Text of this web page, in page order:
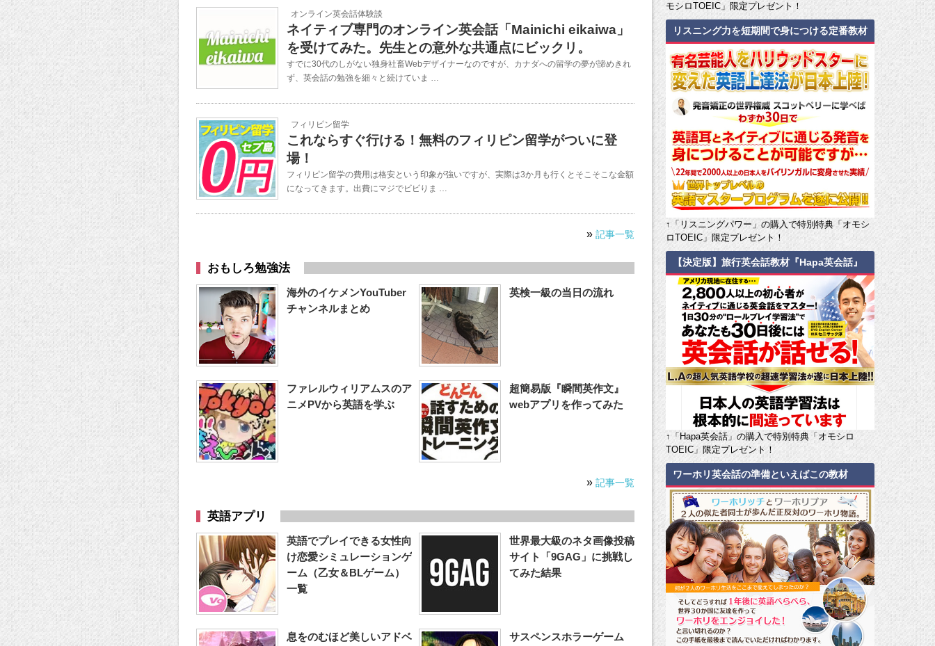
オンライン英会話体験談
ネイティブ専門のオンライン英会話「Mainichi eikaiwa」
を受けてみた。先生との意外な共通点にビックリ。
すでに30代のしがない独身社畜Webデザイナーなのですが、カナダへの留学の夢が諦めきれ
ず、英会話の勉強を細々と続けていま …
フィリピン留学
これならすぐ行ける！無料のフィリピン留学がついに登
場！
フィリピン留学の費用は格安という印象が強いですが、実際は3か月も行くとそこそこな金額
になってきます。出費にマジでビビりま …
» 記事一覧
おもしろ勉強法
海外のイケメンYouTuber
チャンネルまとめ
英検一級の当日の流れ
ファレルウィリアムスのア
ニメPVから英語を学ぶ
超簡易版『瞬間英作文』
webアプリを作ってみた
» 記事一覧
英語アプリ
英語でプレイできる女性向
け恋愛シミュレーションゲ
ーム（乙女＆BLゲーム）
一覧
世界最大級のネタ画像投稿
サイト「9GAG」に挑戦し
てみた結果
息をのむほど美しいアドベ
サスペンスホラーゲーム
モシロTOEIC」限定プレゼント！
リスニング力を短期間で身につける定番教材
↑「リスニングパワー」の購入で特別特典「オモシ
ロTOEIC」限定プレゼント！
【決定版】旅行英会話教材『Hapa英会話』
↑「Hapa英会話」の購入で特別特典「オモシロ
TOEIC」限定プレゼント！
ワーホリ英会話の準備といえばこの教材